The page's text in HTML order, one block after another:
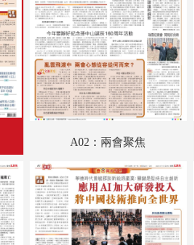
A02：兩會聚焦